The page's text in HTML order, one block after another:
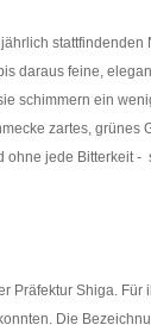
stattfindenden
daraus feine,
schimmern ein
zartes, grünes
ohne jede Bitterkeit -
Präfektur Shiga. Für
Die